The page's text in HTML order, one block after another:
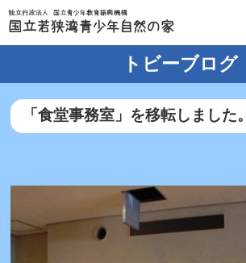
トビーブログ
「食堂事務室」を移転しました。